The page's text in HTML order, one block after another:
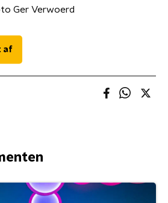
Ger Verwoerd
af